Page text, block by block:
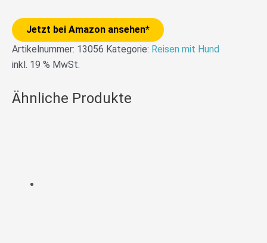
Jetzt bei Amazon ansehen*
Artikelnummer: 13056 Kategorie: Reisen mit Hund
inkl. 19 % MwSt.
Ähnliche Produkte